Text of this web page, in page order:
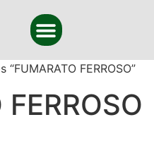
FERROSO”